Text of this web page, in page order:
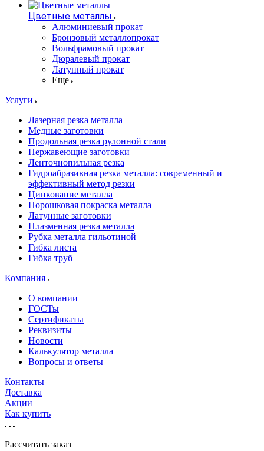
Цветные металлы
Алюминиевый прокат
Бронзовый металлопрокат
Вольфрамовый прокат
Дюралевый прокат
Латунный прокат
Еще
Услуги
Лазерная резка металла
Медные заготовки
Продольная резка рулонной стали
Нержавеющие заготовки
Ленточнопильная резка
Гидроабразивная резка металла: современный и
эффективный метод резки
Цинкование металла
Порошковая покраска металла
Латунные заготовки
Плазменная резка металла
Рубка металла гильотиной
Гибка листа
Гибка труб
Компания
О компании
ГОСТы
Сертификаты
Реквизиты
Новости
Калькулятор металла
Вопросы и ответы
Контакты
Доставка
Акции
Как купить
Рассчитать заказ